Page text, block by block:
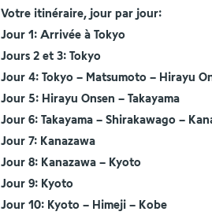
Votre itinéraire, jour par jour:
Jour 1: Arrivée à Tokyo
Jours 2 et 3: Tokyo
Jour 4: Tokyo – Matsumoto – Hirayu
Jour 5: Hirayu Onsen – Takayama
Jour 6: Takayama – Shirakawago –
Jour 7: Kanazawa
Jour 8: Kanazawa – Kyoto
Jour 9: Kyoto
Jour 10: Kyoto – Himeji – Kobe